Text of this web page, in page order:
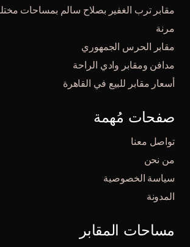
مقابر ترب الغفير بصلاح سالم بمساحات
مرنة
مقابر الحرس الجمهوري
مدافن ومقابر وادي الراحة
أسعار مقابر للبيع في القاهرة
صفحات مُهمة
تواصل معنا
من نحن
سياسة الخصوصية
المدونة
مساحات المقابر